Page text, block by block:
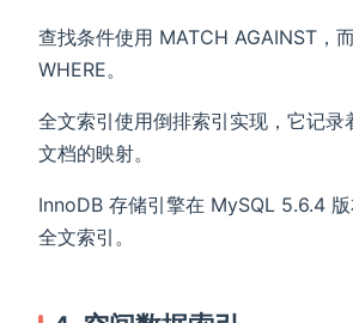
查找条件使用 MATCH AGAINST，
WHERE。
全文索引使用倒排索引实现，它记录
文档的映射。
InnoDB 存储引擎在 MySQL 5.6.4
全文索引。